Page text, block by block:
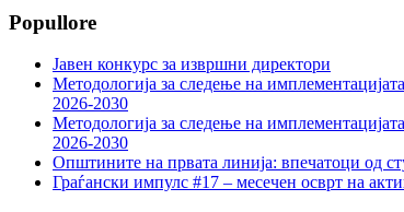
Popullore
Јавен конкурс за извршни директори
Методологија за следење на
2026-2030
Методологија за следење на
2026-2030
Општините на првата линија: впечатоци од
Граѓански импулс #17 – месечен осврт на